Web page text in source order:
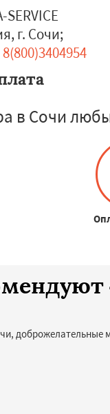
SERVICE
г. Сочи;
8(800)3404954
в Сочи
доброжелательные